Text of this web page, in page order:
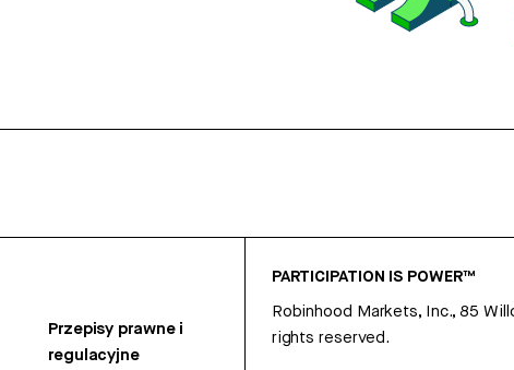
Przepisy prawne i
regulacyjne
PARTICIPATION IS POWER™
Robinhood Markets, Inc., 85
rights reserved.